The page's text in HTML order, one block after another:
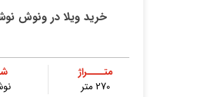
خرید ویلا در ونوش
متــــراژ
270 متر